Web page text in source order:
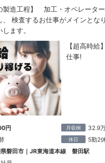
製造工程】 加工・オペレータ
、 検査するお仕事がメインとな
ます。
【超高時給
仕事!
円 月収例 32.9
休日 5勤2
磐田市｜JR東海道本線 磐田駅